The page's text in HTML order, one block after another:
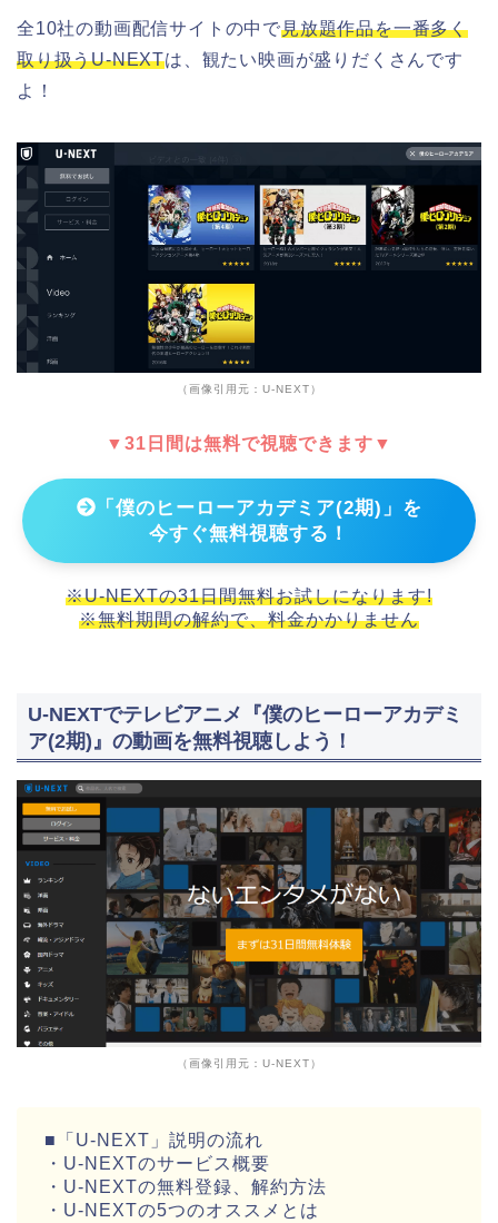
全10社の動画配信サイトの中で見放題作品を一番多く
取り扱うU-NEXTは、観たい映画が盛りだくさんです
よ！
（画像引用元：U-NEXT）
▼31日間は無料で視聴できます▼
「僕のヒーローアカデミア(2期)」を
今すぐ無料視聴する！
※U-NEXTの31日間無料お試しになります!
※無料期間の解約で、料金かかりません
U-NEXTでテレビアニメ『僕のヒーローアカデミ
ア(2期)』の動画を無料視聴しよう！
（画像引用元：U-NEXT）
■「U-NEXT」説明の流れ
・U-NEXTのサービス概要
・U-NEXTの無料登録、解約方法
・U-NEXTの5つのオススメとは